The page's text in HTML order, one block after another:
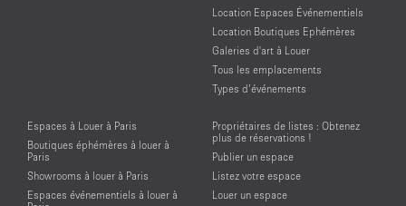
Location Espaces Événementiels
Location Boutiques Ephémères
Galeries d'art à Louer
Tous les emplacements
Types d’événements
Espaces à Louer à Paris
Boutiques éphémères à louer à
Paris
Showrooms à louer à Paris
Espaces événementiels à louer à
Propriétaires de listes : Obtenez
plus de réservations !
Publier un espace
Listez votre espace
Louer un espace